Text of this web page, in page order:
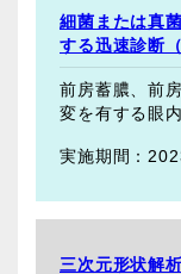
細菌または真
する迅速診断
前房蓄膿、前
変を有する眼
三次元形状解